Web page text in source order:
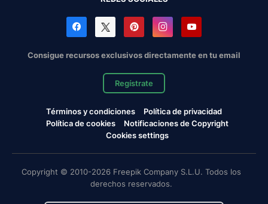
Consigue recursos exclusivos directamente en tu email
Regístrate
Términos y condiciones
Política de privacidad
Política de cookies
Notificaciones de Copyright
Cookies settings
Copyright © 2010-2026 Freepik Company S.L.U. Todos los
derechos reservados.